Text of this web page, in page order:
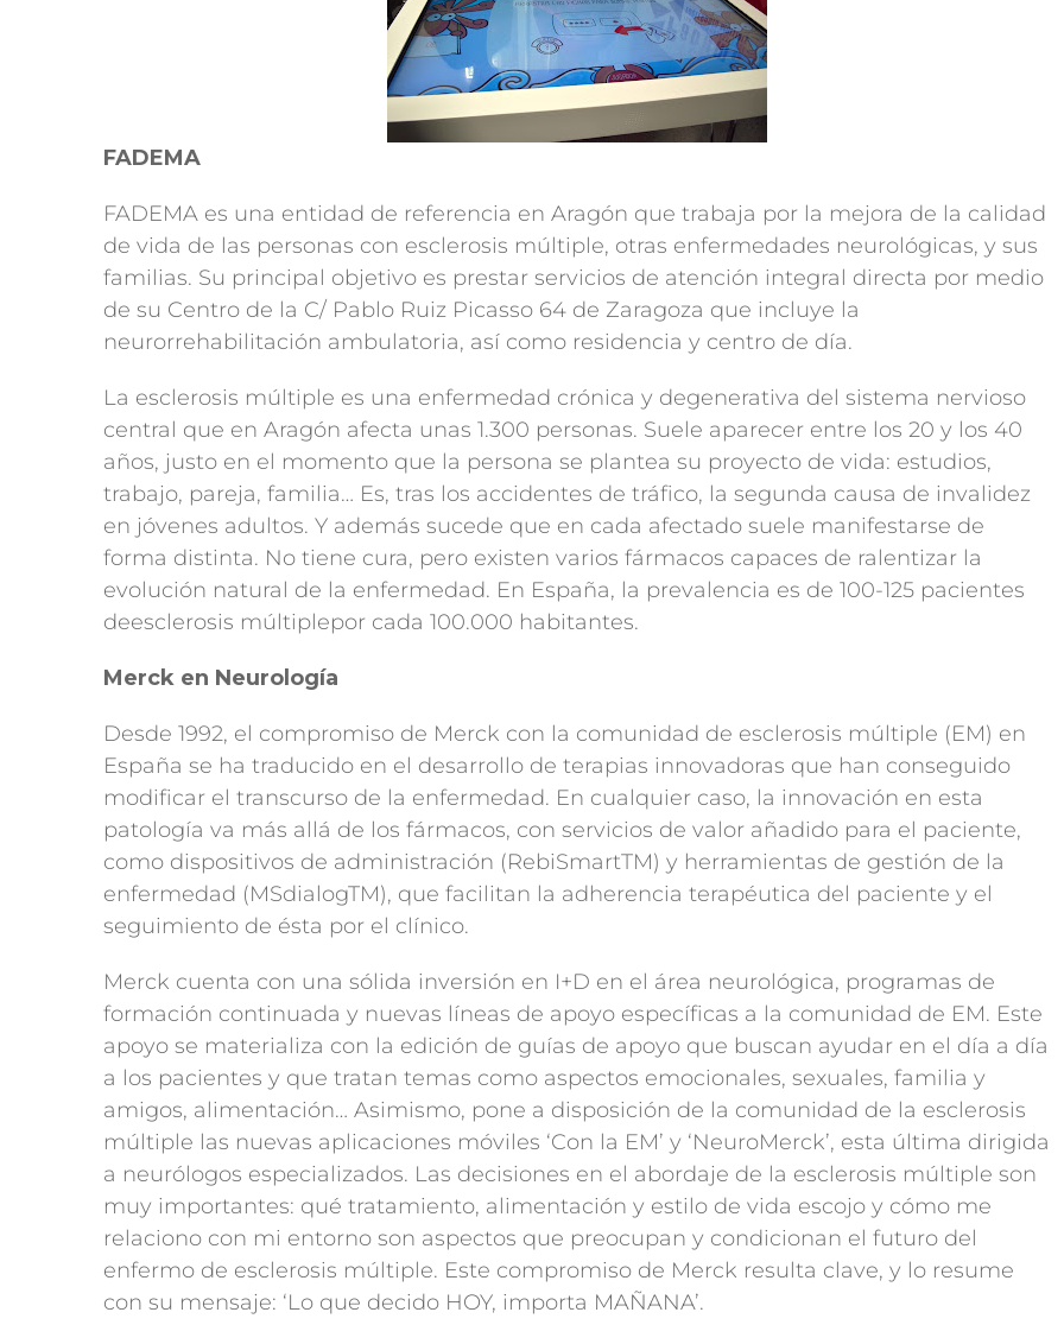
FADEMA
FADEMA es una entidad de referencia en Aragón que trabaja por la mejora de la calidad
de vida de las personas con esclerosis múltiple, otras enfermedades neurológicas, y sus
familias. Su principal objetivo es prestar servicios de atención integral directa por medio
de su Centro de la C/ Pablo Ruiz Picasso 64 de Zaragoza que incluye la
neurorrehabilitación ambulatoria, así como residencia y centro de día.
La esclerosis múltiple es una enfermedad crónica y degenerativa del sistema nervioso
central que en Aragón afecta unas 1.300 personas. Suele aparecer entre los 20 y los 40
años, justo en el momento que la persona se plantea su proyecto de vida: estudios,
trabajo, pareja, familia… Es, tras los accidentes de tráfico, la segunda causa de invalidez
en jóvenes adultos. Y además sucede que en cada afectado suele manifestarse de
forma distinta. No tiene cura, pero existen varios fármacos capaces de ralentizar la
evolución natural de la enfermedad. En España, la prevalencia es de 100-125 pacientes
deesclerosis múltiplepor cada 100.000 habitantes.
Merck en Neurología
Desde 1992, el compromiso de Merck con la comunidad de esclerosis múltiple (EM) en
España se ha traducido en el desarrollo de terapias innovadoras que han conseguido
modificar el transcurso de la enfermedad. En cualquier caso, la innovación en esta
patología va más allá de los fármacos, con servicios de valor añadido para el paciente,
como dispositivos de administración (RebiSmartTM) y herramientas de gestión de la
enfermedad (MSdialogTM), que facilitan la adherencia terapéutica del paciente y el
seguimiento de ésta por el clínico.
Merck cuenta con una sólida inversión en I+D en el área neurológica, programas de
formación continuada y nuevas líneas de apoyo específicas a la comunidad de EM. Este
apoyo se materializa con la edición de guías de apoyo que buscan ayudar en el día a día
a los pacientes y que tratan temas como aspectos emocionales, sexuales, familia y
amigos, alimentación… Asimismo, pone a disposición de la comunidad de la esclerosis
múltiple las nuevas aplicaciones móviles ‘Con la EM’ y ‘NeuroMerck’, esta última dirigida
a neurólogos especializados. Las decisiones en el abordaje de la esclerosis múltiple son
muy importantes: qué tratamiento, alimentación y estilo de vida escojo y cómo me
relaciono con mi entorno son aspectos que preocupan y condicionan el futuro del
enfermo de esclerosis múltiple. Este compromiso de Merck resulta clave, y lo resume
con su mensaje: ‘Lo que decido HOY, importa MAÑANA’.